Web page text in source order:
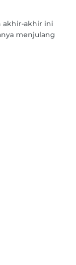
akhir-akhir ini
menjulang